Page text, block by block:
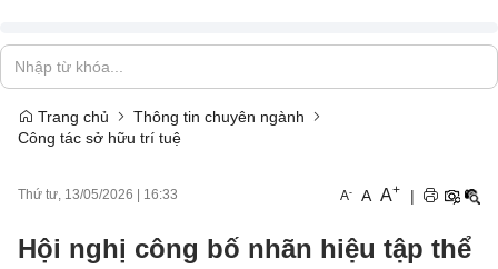
Trang chủ
Thông tin chuyên ngành
Công tác sở hữu trí tuệ
Thứ tư, 13/05/2026 16:33 A- A A+ |
Hội nghị công bố nhãn hiệu tập thể